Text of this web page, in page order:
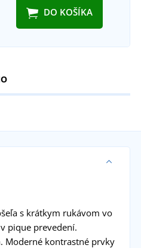
DO KOŠÍKA
s krátkym rukávom vo
pique prevedení.
Moderné kontrastné prvky